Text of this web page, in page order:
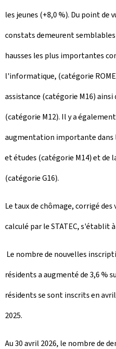
les jeunes (+8,0 %). Du point de
constats demeurent
hausses les plus importantes
l'informatique, (catégorie
assistance (catégorie M16)
(catégorie M12). Il y a
augmentation importante
et études (catégorie M14) et de
(catégorie G16).
Le taux de chômage, corrigé
calculé par le STATEC, s'établit à
Le nombre de nouvelles
résidents a augmenté de 3,6 %
résidents se sont inscrits en
2025.
Au 30 avril 2026, le nombre de